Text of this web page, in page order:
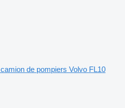
camion de pompiers Volvo FL10